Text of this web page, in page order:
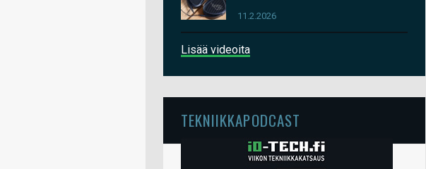
11.2.2026
Lisää videoita
TEKNIIKKAPODCAST